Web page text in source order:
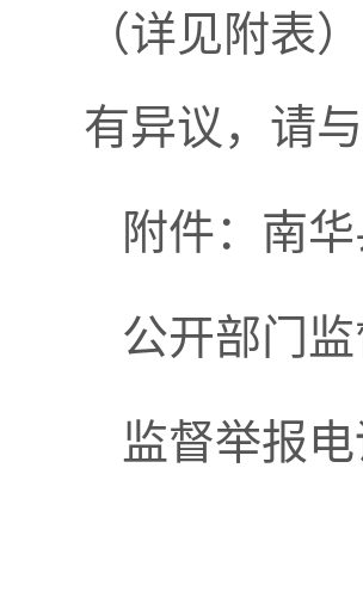
（详见附表
有异议，请
附件：南
公开部门
监督举报